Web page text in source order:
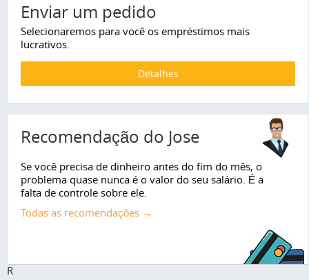
Enviar um pedido
Selecionaremos para você os empréstimos mais
lucrativos.
Detalhes
Recomendação do Jose
Se você precisa de dinheiro antes do fim do mês, o
problema quase nunca é o valor do seu salário. É a
falta de controle sobre ele.
Todas as recomendações →
R